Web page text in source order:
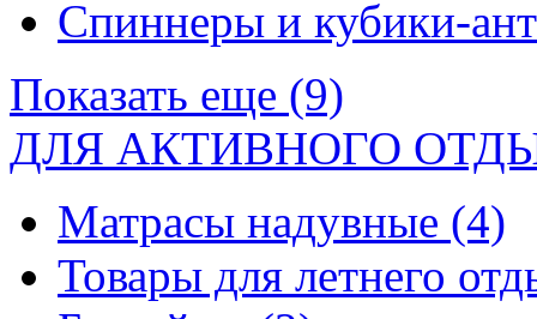
Спиннеры и кубики-
Показать еще (9)
ДЛЯ АКТИВНОГО
Матрасы надувные (4)
Товары для летнего